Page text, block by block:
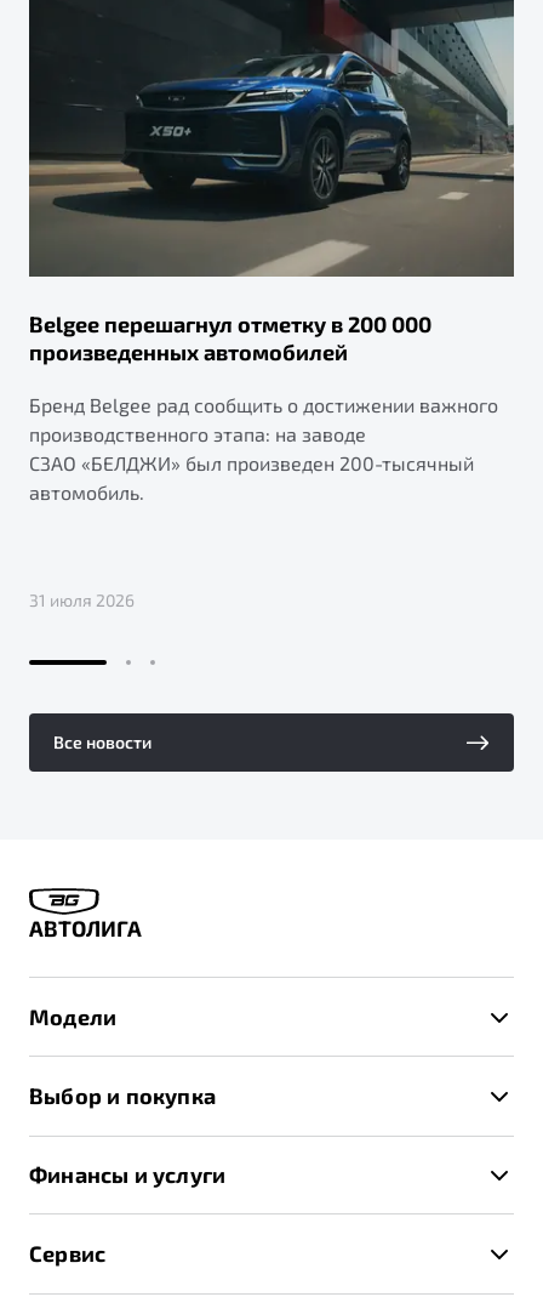
Belgee перешагнул отметку в 200 000
произведенных автомобилей
Бренд Belgee рад сообщить о достижении важного
производственного этапа: на заводе
СЗАО «БЕЛДЖИ» был произведен 200-тысячный
автомобиль.
31 июля 2026
Все новости
АВТОЛИГА
Модели
X70
Выбор и покупка
Спецпредложения и Акции
Записаться на тест-драйв
Получить предложение
Финансы и услуги
Трейд-ин
Сервис